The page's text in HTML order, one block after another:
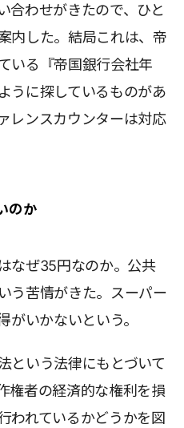
合わせがきたので、ひと
内した。結局これは、帝
いる『帝国銀行会社年
うに探しているものがあ
レンスカウンターは対応
のか
なぜ35円なのか。公共
う苦情がきた。スーパー
がいかないという。
という法律にもとづいて
権者の経済的な権利を損
われているかどうかを図